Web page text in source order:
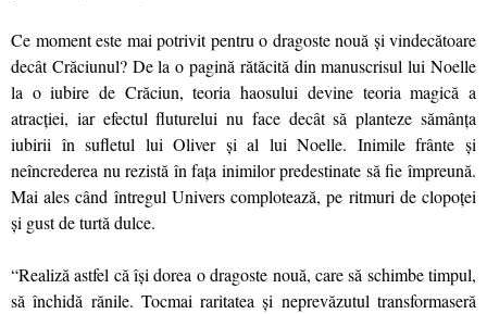
Ce moment este mai potrivit pentru o dragoste nouă și vindecătoare
decât Crăciunul? De la o pagină rătăcită din manuscrisul lui Noelle
la o iubire de Crăciun, teoria haosului devine teoria magică a
atracției, iar efectul fluturelui nu face decât să planteze sămânța
iubirii în sufletul lui Oliver și al lui Noelle. Inimile frânte și
neîncrederea nu rezistă în fața inimilor predestinate să fie împreună.
Mai ales când întregul Univers complotează, pe ritmuri de clopoței
și gust de turtă dulce.
“Realiză astfel că își dorea o dragoste nouă, care să schimbe timpul,
să închidă rănile. Tocmai raritatea și neprevăzutul transformaseră